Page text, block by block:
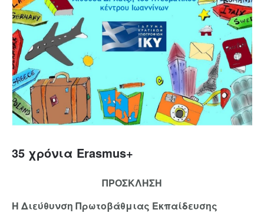
35 χρόνια Erasmus+
ΠΡΟΣΚΛΗΣΗ
Η Διεύθυνση Πρωτοβάθμιας Εκπαίδευσης